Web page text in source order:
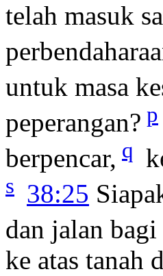
telah masuk
untuk masa
peperangan? p
berpencar, q
s 38:25
dan jalan
ke atas tanah